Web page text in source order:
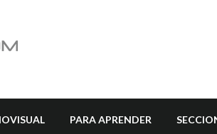
PARA APRENDER